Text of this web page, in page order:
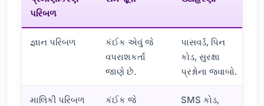
પરિબળ
જ્ઞાન પરિબળ
કંઈક એવું જે
વપરાશકર્તા
જાણે છે.
પાસવર્ડ, પિન
કોડ, સુરક્ષા
પ્રશ્નોના જવાબો.
માલિકી પરિબળ
કંઈક જે
SMS કોડ,